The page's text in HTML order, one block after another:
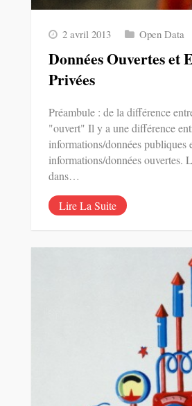
2 avril 2013 Open Data
Données Ouvertes et
Privées
Préambule : de la différence
"ouvert" Il y a une différence
informations/données publiques
informations/données ouvertes.
dans…
Lire La Suite